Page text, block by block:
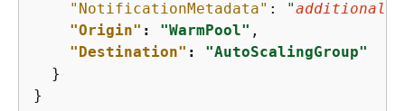
"NotificationMetadata" : "additional-
"Origin" : "WarmPool" ,
"Destination" : "AutoScalingGroup"
  }
}